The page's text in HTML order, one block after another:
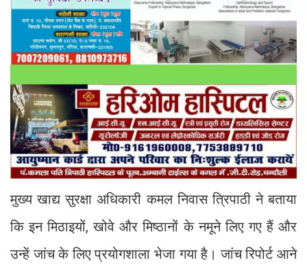
मुख्य खाद्य सुरक्षा अधिकारी कमल निवास त्रिपाठी ने बताया
कि इन मिठाइयों, खोवे और मिष्ठानों के नमूने लिए गए हैं और
उन्हें जांच के लिए प्रयोगशाला भेजा गया है। जांच रिपोर्ट आने